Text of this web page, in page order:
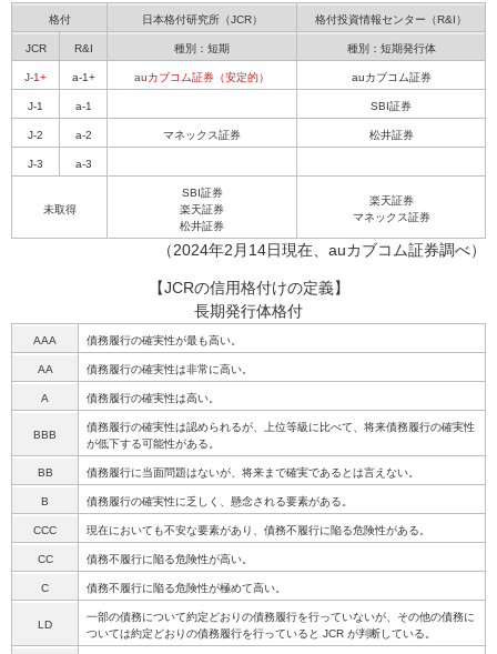
格付 日本格付研究所（JCR） 格付投資情報センター（R&I）
JCR R&I 種別：短期 種別：短期発行体
J-1+ a-1+ auカブコム証券（安定的） auカブコム証券
J-1 a-1 SBI証券
J-2 a-2 マネックス証券 松井証券
J-3 a-3
未取得
SBI証券
楽天証券
松井証券
楽天証券
マネックス証券
（2024年2月14日現在、auカブコム証券調べ）
【JCRの信用格付けの定義】
長期発行体格付
AAA 債務履行の確実性が最も高い。
AA 債務履行の確実性は非常に高い。
A 債務履行の確実性は高い。
BBB
債務履行の確実性は認められるが、上位等級に比べて、将来債務履行の確実性
が低下する可能性がある。
BB 債務履行に当面問題はないが、将来まで確実であるとは言えない。
B 債務履行の確実性に乏しく、懸念される要素がある。
CCC 現在においても不安な要素があり、債務不履行に陥る危険性がある。
CC 債務不履行に陥る危険性が高い。
C 債務不履行に陥る危険性が極めて高い。
LD
一部の債務について約定どおりの債務履行を行っていないが、その他の債務に
ついては約定どおりの債務履行を行っていると JCR が判断している。